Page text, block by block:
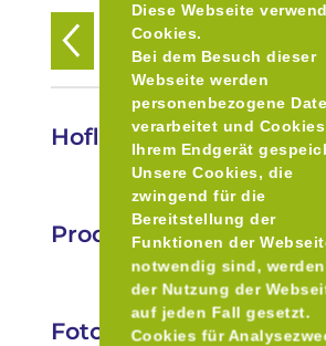
Diese Webseite
Cookies.
Bei dem Besuch dieser
Webseite werden
personenbezogene
verarbeitet und
Ihrem Endgerät
Unsere Cookies, die
zwingend für die
Bereitstellung der
Funktionen der
notwendig sind,
der Nutzung der
auf jeden Fall gesetzt.
Cookies für
Zurück zur
Hofladen Gut
Produkte
Fotos